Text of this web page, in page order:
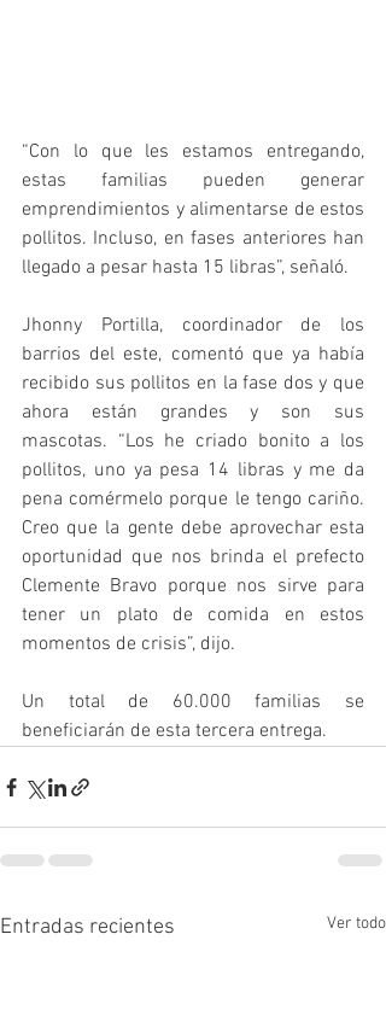
“Con lo que les estamos entregando,
estas familias pueden generar
emprendimientos y alimentarse de estos
pollitos. Incluso, en fases anteriores han
llegado a pesar hasta 15 libras”, señaló.
Jhonny Portilla, coordinador de los
barrios del este, comentó que ya había
recibido sus pollitos en la fase dos y que
ahora están grandes y son sus
mascotas. “Los he criado bonito a los
pollitos, uno ya pesa 14 libras y me da
pena comérmelo porque le tengo cariño.
Creo que la gente debe aprovechar esta
oportunidad que nos brinda el prefecto
Clemente Bravo porque nos sirve para
tener un plato de comida en estos
momentos de crisis”, dijo.
Un total de 60.000 familias se
beneficiarán de esta tercera entrega.
Entradas recientes Ver todo